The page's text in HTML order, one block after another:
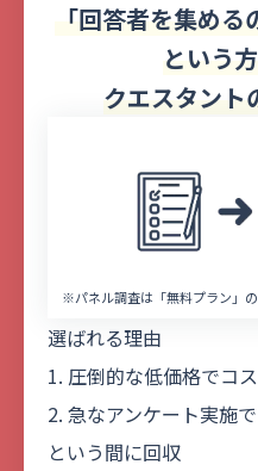
「回答者を集め
という
クエスタント
※パネル調査は「無料プラン」の
選ばれる理由
1. 圧倒的な低価格でコ
2. 急なアンケート実施
という間に回収